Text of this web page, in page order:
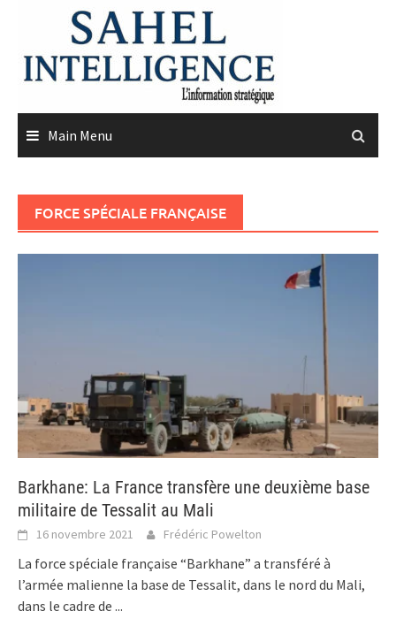
content
Main Menu
FORCE SPÉCIALE FRANÇAISE
Barkhane: La France transfère une deuxième base
militaire de Tessalit au Mali
16 novembre 2021 Frédéric Powelton
La force spéciale française “Barkhane” a transféré à
l’armée malienne la base de Tessalit, dans le nord du Mali,
dans le cadre de ...